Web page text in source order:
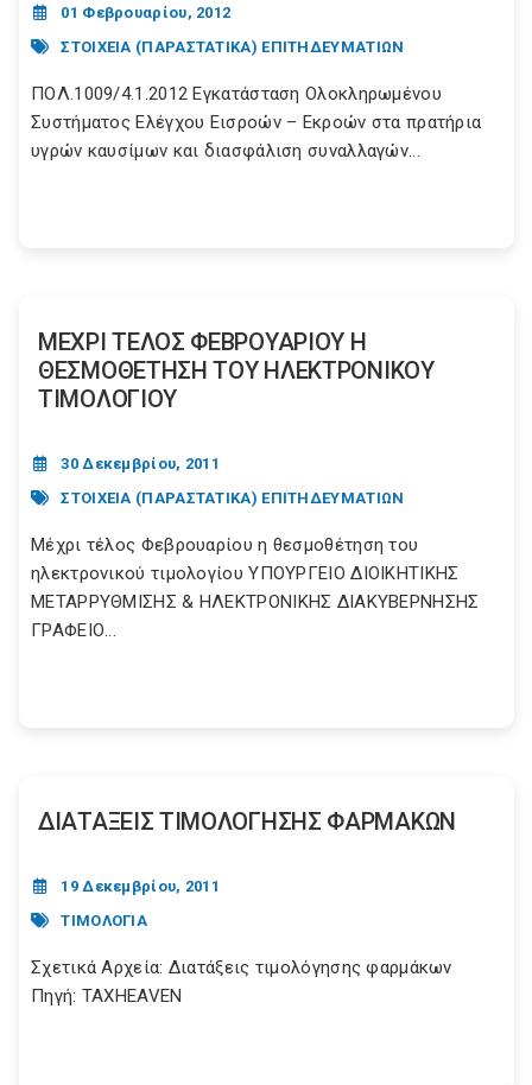
01 Φεβρουαρίου, 2012
ΣΤΟΙΧΕΙΑ (ΠΑΡΑΣΤΑΤΙΚΑ) ΕΠΙΤΗΔΕΥΜΑΤΙΩΝ
ΠΟΛ.1009/4.1.2012 Εγκατάσταση Ολοκληρωμένου
Συστήματος Ελέγχου Εισροών – Εκροών στα πρατήρια
υγρών καυσίμων και διασφάλιση συναλλαγών...
ΜΕΧΡΙ ΤΕΛΟΣ ΦΕΒΡΟΥΑΡΙΟΥ Η
ΘΕΣΜΟΘΕΤΗΣΗ ΤΟΥ ΗΛΕΚΤΡΟΝΙΚΟΥ
ΤΙΜΟΛΟΓΙΟΥ
30 Δεκεμβρίου, 2011
ΣΤΟΙΧΕΙΑ (ΠΑΡΑΣΤΑΤΙΚΑ) ΕΠΙΤΗΔΕΥΜΑΤΙΩΝ
Μέχρι τέλος Φεβρουαρίου η θεσμοθέτηση του
ηλεκτρονικού τιμολογίου ΥΠΟΥΡΓΕΙΟ ΔΙΟΙΚΗΤΙΚΗΣ
ΜΕΤΑΡΡΥΘΜΙΣΗΣ & ΗΛΕΚΤΡΟΝΙΚΗΣ ΔΙΑΚΥΒΕΡΝΗΣΗΣ
ΓΡΑΦΕΙΟ...
ΔΙΑΤΑΞΕΙΣ ΤΙΜΟΛΟΓΗΣΗΣ ΦΑΡΜΑΚΩΝ
19 Δεκεμβρίου, 2011
ΤΙΜΟΛΟΓΙΑ
Σχετικά Αρχεία: Διατάξεις τιμολόγησης φαρμάκων
Πηγή: TAXHEAVEN